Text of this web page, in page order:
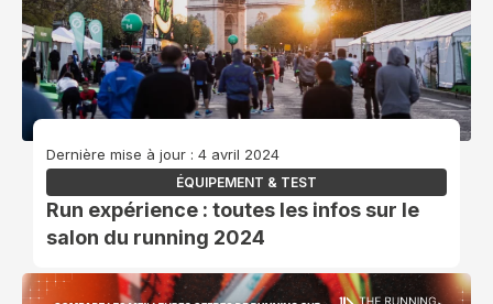
Dernière mise à jour : 4 avril 2024
ÉQUIPEMENT & TEST
Run expérience : toutes les infos sur le
salon du running 2024